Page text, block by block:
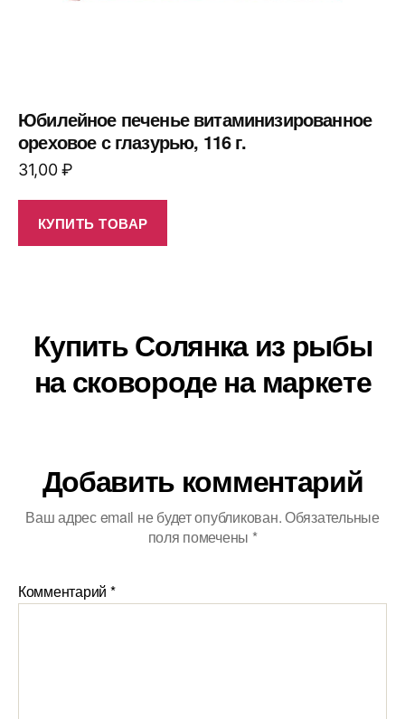
Юбилейное печенье витаминизированное
ореховое с глазурью, 116 г.
31,00₽
КУПИТЬ ТОВАР
Купить Солянка из рыбы
на сковороде на маркете
Добавить комментарий
Ваш адрес email не будет опубликован.Обязательные
поля помечены *
Комментарий *